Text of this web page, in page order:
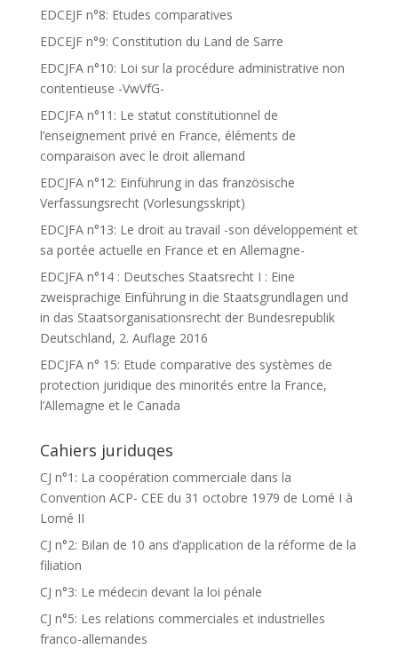
EDCEJF n°8: Etudes comparatives
EDCEJF n°9: Constitution du Land de Sarre
EDCJFA n°10: Loi sur la procédure administrative non
contentieuse -VwVfG-
EDCJFA n°11: Le statut constitutionnel de
l’enseignement privé en France, éléments de
comparaison avec le droit allemand
EDCJFA n°12: Einführung in das französische
Verfassungsrecht (Vorlesungsskript)
EDCJFA n°13: Le droit au travail -son développement et
sa portée actuelle en France et en Allemagne-
EDCJFA n°14 : Deutsches Staatsrecht I : Eine
zweisprachige Einführung in die Staatsgrundlagen und
in das Staatsorganisationsrecht der Bundesrepublik
Deutschland, 2. Auflage 2016
EDCJFA n° 15: Etude comparative des systèmes de
protection juridique des minorités entre la France,
l’Allemagne et le Canada
Cahiers juriduqes
CJ n°1: La coopération commerciale dans la
Convention ACP- CEE du 31 octobre 1979 de Lomé I à
Lomé II
CJ n°2: Bilan de 10 ans d’application de la réforme de la
filiation
CJ n°3: Le médecin devant la loi pénale
CJ n°5: Les relations commerciales et industrielles
franco-allemandes